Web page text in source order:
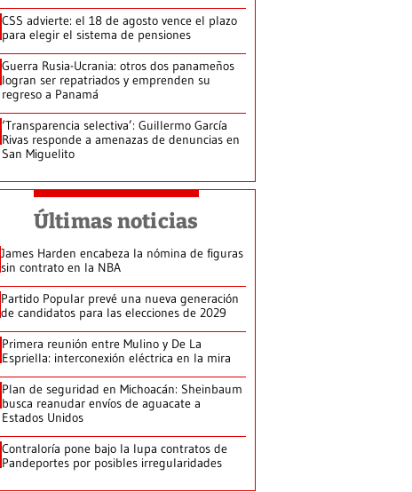
CSS advierte: el 18 de agosto vence el plazo
para elegir el sistema de pensiones
Guerra Rusia-Ucrania: otros dos panameños
logran ser repatriados y emprenden su
regreso a Panamá
‘Transparencia selectiva’: Guillermo García
Rivas responde a amenazas de denuncias en
San Miguelito
Últimas noticias
James Harden encabeza la nómina de figuras
sin contrato en la NBA
Partido Popular prevé una nueva generación
de candidatos para las elecciones de 2029
Primera reunión entre Mulino y De La
Espriella: interconexión eléctrica en la mira
Plan de seguridad en Michoacán: Sheinbaum
busca reanudar envíos de aguacate a
Estados Unidos
Contraloría pone bajo la lupa contratos de
Pandeportes por posibles irregularidades